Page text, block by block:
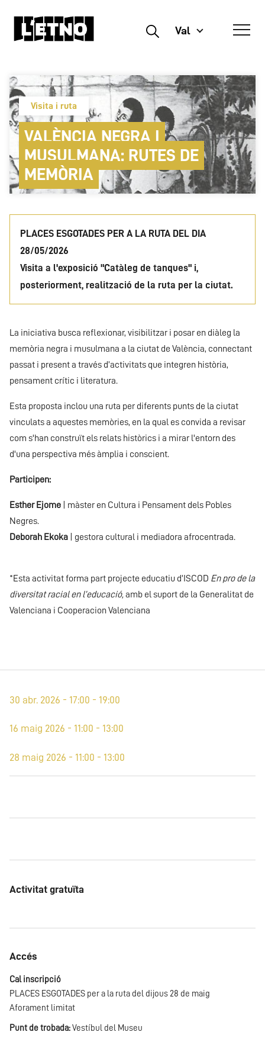
Buscar Val
Visita i ruta
VALÈNCIA NEGRA I
MUSULMANA: RUTES DE
MEMÒRIA
PLACES ESGOTADES PER A LA RUTA DEL DIA
28/05/2026
Visita a l'exposició "Catàleg de tanques" i,
posteriorment, realització de la ruta per la ciutat.
La iniciativa busca reflexionar, visibilitzar i posar en diàleg la
memòria negra i musulmana a la ciutat de València, connectant
passat i present a través d’activitats que integren història,
pensament crític i literatura.
Esta proposta inclou una ruta per diferents punts de la ciutat
vinculats a aquestes memòries, en la qual es convida a revisar
com s'han construït els relats històrics i a mirar l'entorn des
d'una perspectiva més àmplia i conscient.
Participen:
Esther Ejome | màster en Cultura i Pensament dels Pobles
Negres.
Deborah Ekoka | gestora cultural i mediadora afrocentrada.
*Esta activitat forma part projecte educatiu d’ISCOD En pro de la
diversitat racial en l’educació,amb el suport de la Generalitat de
Valenciana i Cooperacion Valenciana
30 abr. 2026 - 17:00 - 19:00
16 maig 2026 - 11:00 - 13:00
28 maig 2026 - 11:00 - 13:00
Activitat gratuïta
Accés
Cal inscripció
PLACES ESGOTADES per a la ruta del dijous 28 de maig
Aforament limitat
Punt de trobada: Vestíbul del Museu